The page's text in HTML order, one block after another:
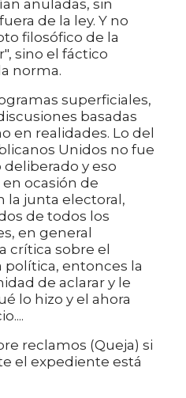
anuladas, sin
de la ley. Y no
filosófico de la
sino el fáctico
norma.
superficiales,
basadas
en realidades. Lo del
Unidos no fue
y eso
ocasión de
la junta electoral,
de todos los
en general
crítica sobre el
política, entonces la
de aclarar y le
lo hizo y el ahora
reclamos (Queja) si
el expediente está